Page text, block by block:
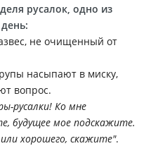
русалок, одно из
не очищенный от
насыпают в миску,
вопрос.
русалки! Ко мне
будущее мое подскажите.
хорошего, скажите".